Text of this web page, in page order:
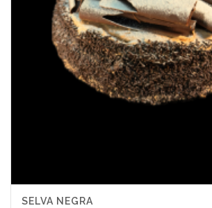
SELVA NEGRA